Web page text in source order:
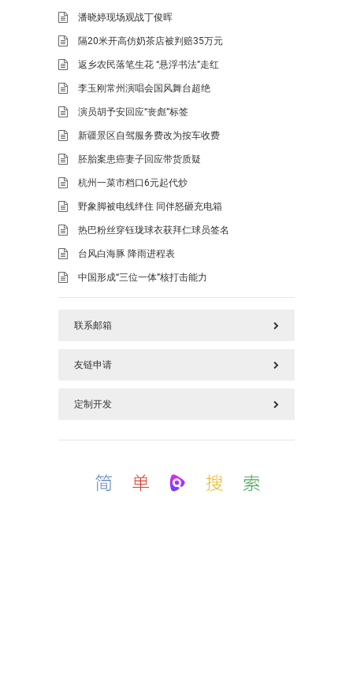
潘晓婷现场观战丁俊晖
隔20米开高仿奶茶店被判赔35万元
返乡农民落笔生花 “悬浮书法”走红
李玉刚常州演唱会国风舞台超绝
演员胡予安回应“丧彪”标签
新疆景区自驾服务费改为按车收费
胚胎案患癌妻子回应带货质疑
杭州一菜市档口6元起代炒
野象脚被电线绊住 同伴怒砸充电箱
热巴粉丝穿钰珑球衣获拜仁球员签名
台风白海豚 降雨进程表
中国形成“三位一体”核打击能力
联系邮箱
577125669@qq.com
友链申请
请加好本站链接后，把您链接发上面邮箱
定制开发